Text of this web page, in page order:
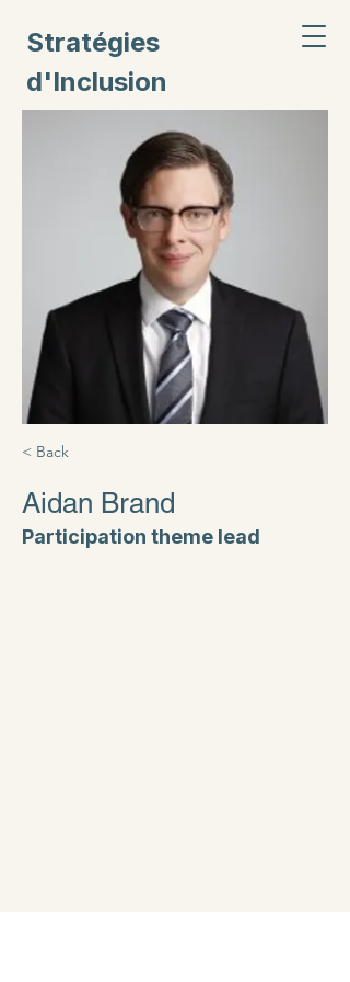
Stratégies
d'Inclusion
< Back
Aidan Brand
Participation theme lead